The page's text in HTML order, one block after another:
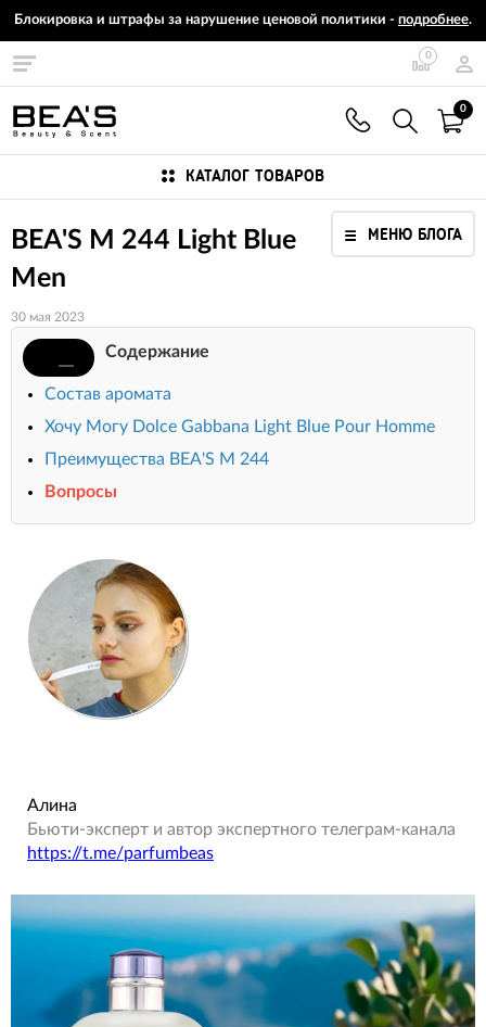
Блокировка и штрафы за нарушение ценовой политики - подробнее.
0
0
КАТАЛОГ ТОВАРОВ
МЕНЮ БЛОГА
BEA'S M 244 Light Blue
Men
30 мая 2023
Содержание
Состав аромата
Хочу Могу Dolce Gabbana Light Blue Pour Homme
Преимущества BEA'S M 244
Вопросы
Алина
Бьюти-эксперт и автор экспертного телеграм-канала
https://t.me/parfumbeas